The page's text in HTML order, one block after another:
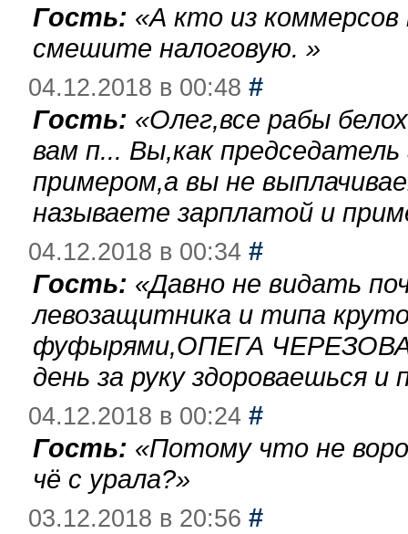
Гость: «А кто из
смешите налоговую. »
04.12.2018 в 00:48 #
Гость: «Олег,все рабы
вам п... Вы,как
примером,а вы не
называете зарплатой и
04.12.2018 в 00:34 #
Гость: «Давно не видать
левозащитника и типа
фуфырями,ОПЕГА
день за руку здороваешься
04.12.2018 в 00:24 #
Гость: «Потому что не
чё с урала?»
03.12.2018 в 20:56 #